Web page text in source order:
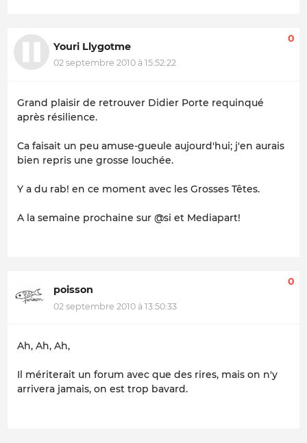
Youri Llygotme
02 septembre 2010 à 15:52:22
0
Grand plaisir de retrouver Didier Porte requinqué
après résilience.
Ca faisait un peu amuse-gueule aujourd'hui; j'en aurais
bien repris une grosse louchée.
Y a du rab! en ce moment avec les Grosses Têtes.
A la semaine prochaine sur @si et Mediapart!
poisson
02 septembre 2010 à 13:50:33
0
Ah, Ah, Ah,
Il mériterait un forum avec que des rires, mais on n'y
arrivera jamais, on est trop bavard.